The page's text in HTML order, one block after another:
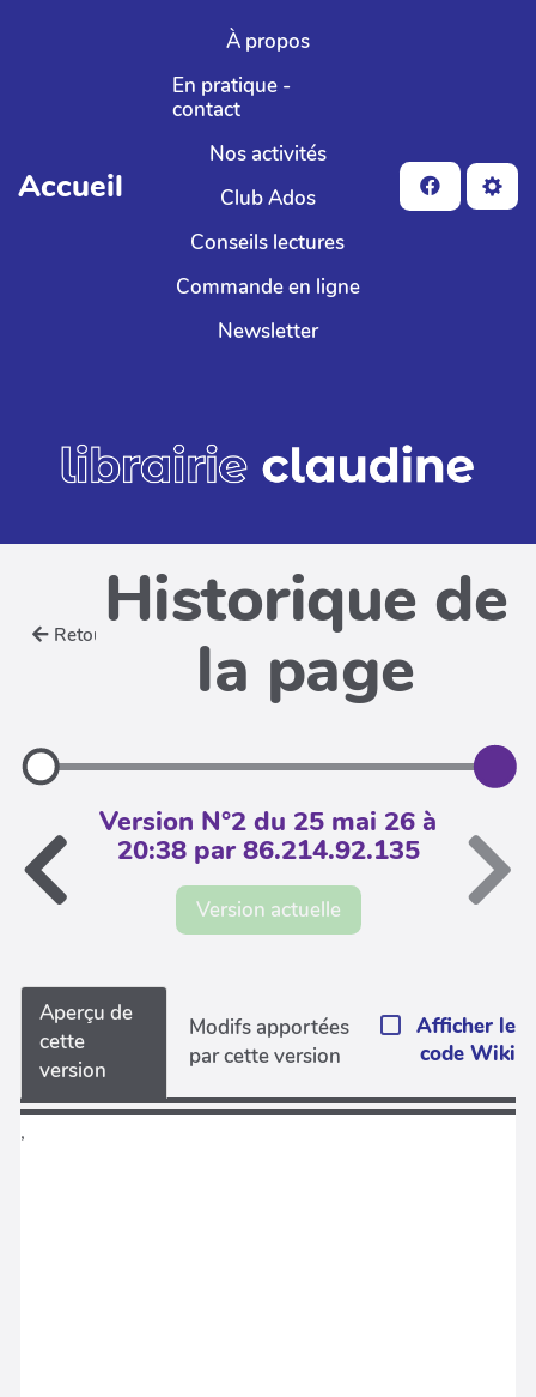
Aller au contenu principal
Accueil
À propos
En pratique -
contact
Nos activités
Club Ados
Conseils lectures
Commande en ligne
Newsletter
Retour Historique de
la page
Version N°2 du 25 mai 26 à
20:38 par 86.214.92.135
Version actuelle
Aperçu de
cette
version
Modifs apportées
par cette version
Afficher le
code Wiki